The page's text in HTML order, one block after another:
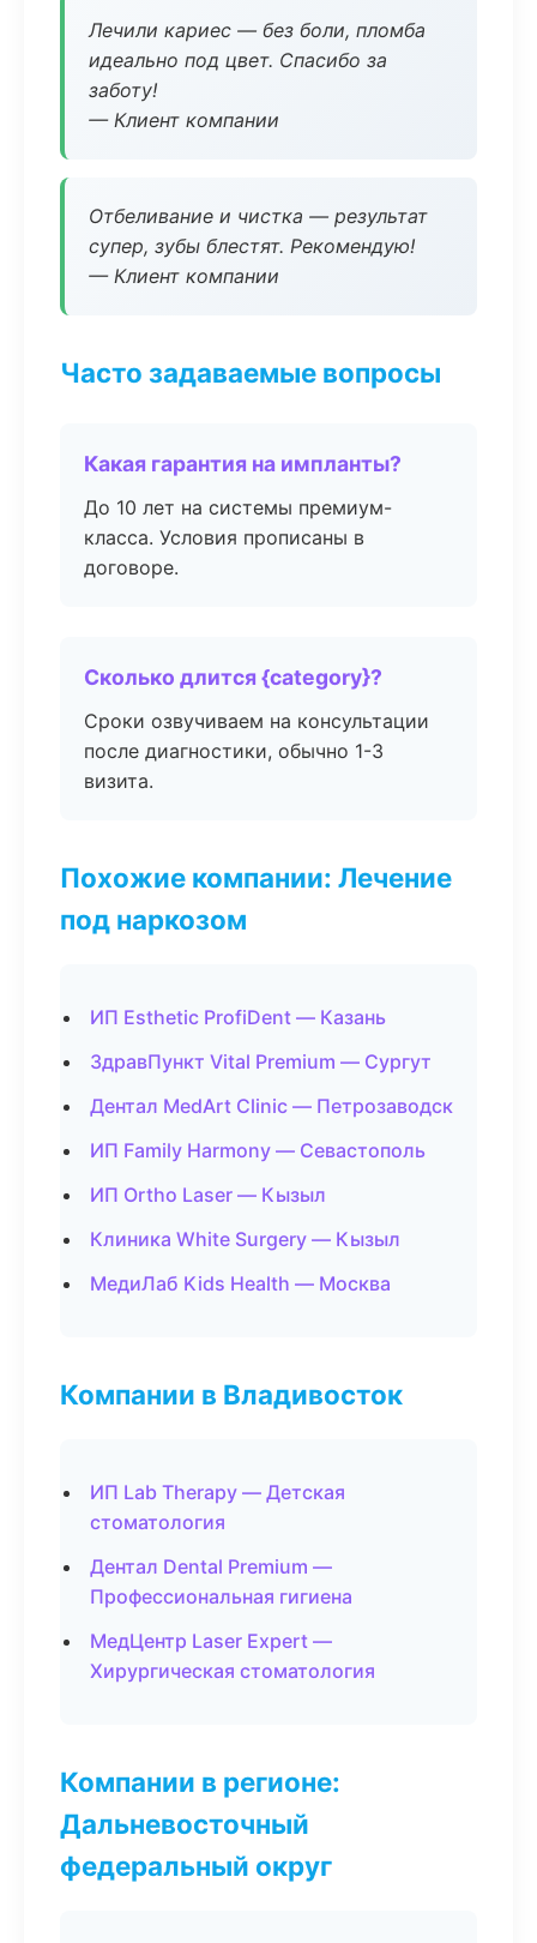
Лечили кариес — без боли, пломба
идеально под цвет. Спасибо за
заботу!
— Клиент компании
Отбеливание и чистка — результат
супер, зубы блестят. Рекомендую!
— Клиент компании
Часто задаваемые вопросы
Какая гарантия на импланты?
До 10 лет на системы премиум-
класса. Условия прописаны в
договоре.
Сколько длится {category}?
Сроки озвучиваем на консультации
после диагностики, обычно 1-3
визита.
Похожие компании: Лечение
под наркозом
ИП Esthetic ProfiDent — Казань
ЗдравПункт Vital Premium — Сургут
Дентал MedArt Clinic — Петрозаводск
ИП Family Harmony — Севастополь
ИП Ortho Laser — Кызыл
Клиника White Surgery — Кызыл
МедиЛаб Kids Health — Москва
Компании в Владивосток
ИП Lab Therapy — Детская
стоматология
Дентал Dental Premium —
Профессиональная гигиена
МедЦентр Laser Expert —
Хирургическая стоматология
Компании в регионе:
Дальневосточный
федеральный округ